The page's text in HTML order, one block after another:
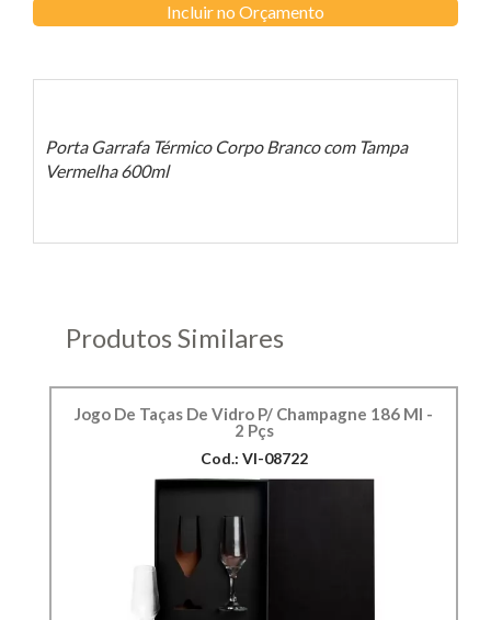
Incluir no Orçamento
Porta Garrafa Térmico Corpo Branco com Tampa
Vermelha 600ml
Produtos Similares
Jogo De Taças De Vidro P/ Champagne 186 Ml -
2 Pçs
Cod.: VI-08722